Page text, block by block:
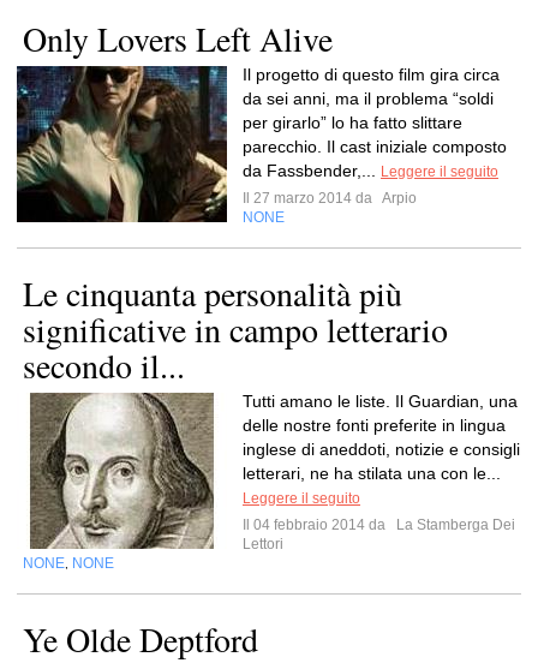
Only Lovers Left Alive
Il progetto di questo film gira circa
da sei anni, ma il problema “soldi
per girarlo” lo ha fatto slittare
parecchio. Il cast iniziale composto
da Fassbender,...
Leggere il seguito
Il 27 marzo 2014 da Arpio
NONE
Le cinquanta personalità più
significative in campo letterario
secondo il...
Tutti amano le liste. Il Guardian, una
delle nostre fonti preferite in lingua
inglese di aneddoti, notizie e consigli
letterari, ne ha stilata una con le...
Leggere il seguito
Il 04 febbraio 2014 da
La Stamberga Dei
Lettori
NONE NONE
Ye Olde Deptford